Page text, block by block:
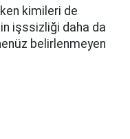
kimileri de
işssizliği daha da
belirlenmeyen